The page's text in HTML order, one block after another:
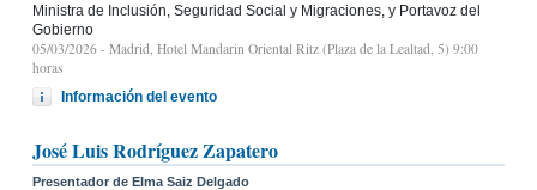
Ministra de Inclusión, Seguridad Social y Migraciones, y Portavoz del
Gobierno
05/03/2026 - Madrid, Hotel Mandarin Oriental Ritz (Plaza de la Lealtad, 5) 9:00
horas
Información del evento
José Luis Rodríguez Zapatero
Presentador de Elma Saiz Delgado